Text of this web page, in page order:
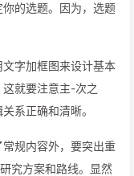
的选题。因为，选题
字加框图来设计基本
就要注意主-次之
系正确和清晰。
规内容外，要突出重
究方案和路线。显然